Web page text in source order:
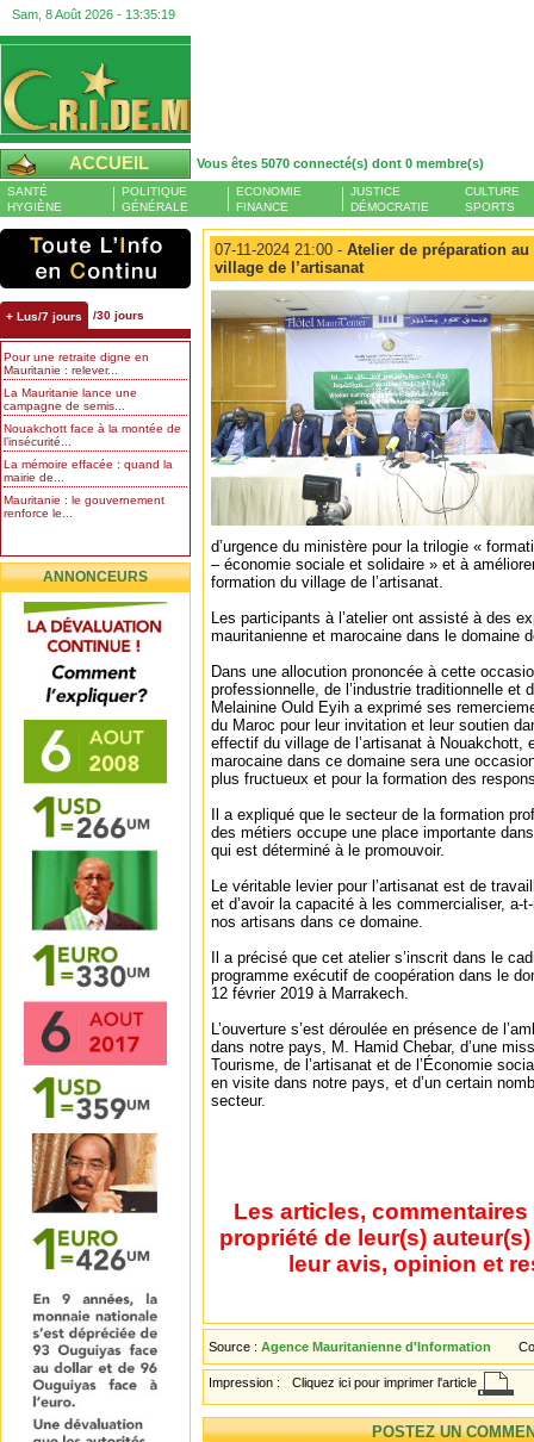
Sam, 8 Août 2026 - 13:35:20
ACCUEIL Vous êtes 5070 connecté(s) dont 0 membre(s)
SANTÉ
HYGIÈNE
POLITIQUE
GÉNÉRALE
ECONOMIE
FINANCE
JUSTICE
DÉMOCRATIE
CULTURE
SPORTS
+ Lus/7 jours /30 jours
Pour une retraite digne en
Mauritanie : relever...
La Mauritanie lance une
campagne de semis...
Nouakchott face à la montée de
l’insécurité...
La mémoire effacée : quand la
mairie de...
Mauritanie : le gouvernement
renforce le...
ANNONCEURS
07-11-2024 21:00 - Atelier de préparation
village de l’artisanat
d’urgence du ministère pour la trilogie «
– économie sociale et solidaire » et à
formation du village de l’artisanat.
Les participants à l’atelier ont assisté à des
mauritanienne et marocaine dans le domaine
Dans une allocution prononcée à cette
professionnelle, de l’industrie traditionnelle et
Melainine Ould Eyih a exprimé ses
du Maroc pour leur invitation et leur soutien
effectif du village de l’artisanat à Nouakchott,
marocaine dans ce domaine sera une
plus fructueux et pour la formation des
Il a expliqué que le secteur de la formation
des métiers occupe une place importante
qui est déterminé à le promouvoir.
Le véritable levier pour l’artisanat est de
et d’avoir la capacité à les commercialiser, a-
nos artisans dans ce domaine.
Il a précisé que cet atelier s’inscrit dans le
programme exécutif de coopération dans le
12 février 2019 à Marrakech.
L’ouverture s’est déroulée en présence de
dans notre pays, M. Hamid Chebar, d’une
Tourisme, de l’artisanat et de l’Économie
en visite dans notre pays, et d’un certain
secteur.
Les articles,
propriété de leur(s)
leur avis, opinion et
Source : Agence Mauritanienne d'Information
Impression : Cliquez ici pour imprimer l'article
POSTEZ UN